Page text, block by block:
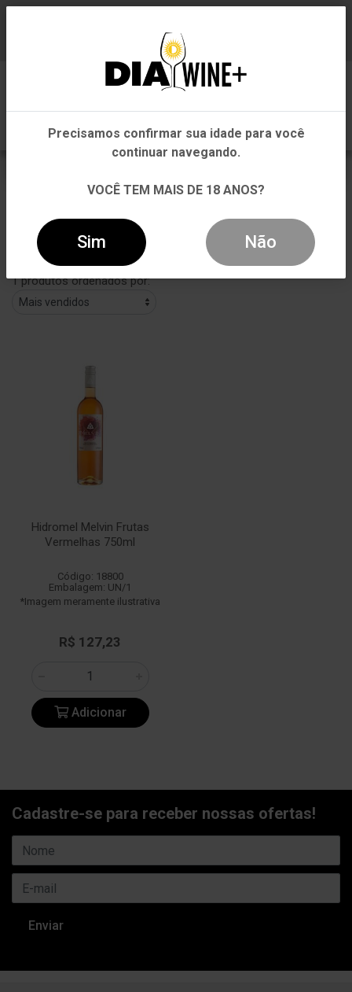
Filtros
1 produtos ordenados por:
Hidromel Melvin Frutas
Vermelhas 750ml
Código: 18800
Embalagem: UN/1
*Imagem meramente ilustrativa
R$ 127,23
Adicionar
Cadastre-se para receber nossas ofertas!
Em que Estado você está?
Pernambuco
Outros Estados
Precisamos confirmar sua idade para você
continuar navegando.
VOCÊ TEM MAIS DE 18 ANOS?
Sim Não